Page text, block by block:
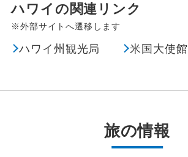
ハワイの関連リンク
※外部サイトへ遷移します
ハワイ州観光局 米国大使館
旅の情報